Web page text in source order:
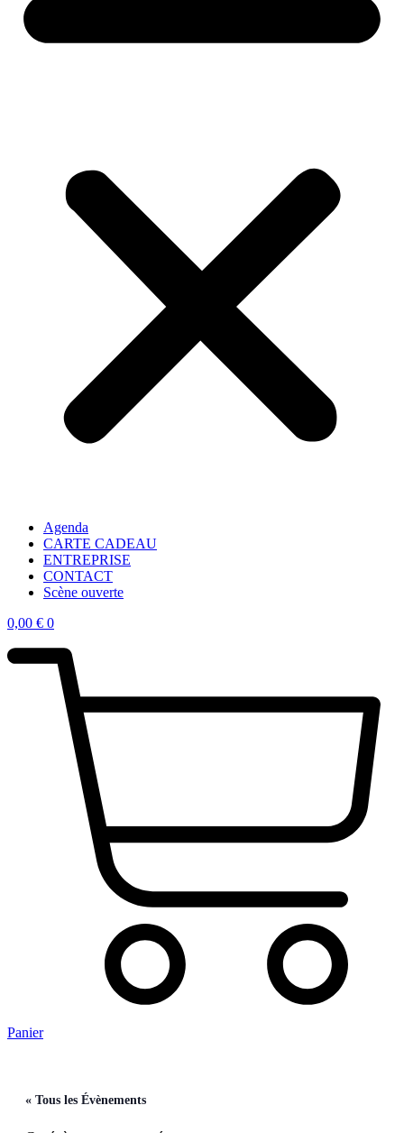
Agenda
CARTE CADEAU
ENTREPRISE
CONTACT
Scène ouverte
0,00 € 0
Panier
« Tous les Évènements